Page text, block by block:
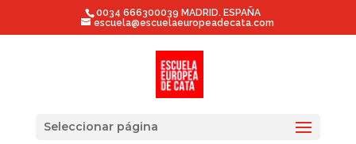
0034 666300039 MADRID. ESPAÑA
escuela@escuelaeuropeadecata.com
Seleccionar página